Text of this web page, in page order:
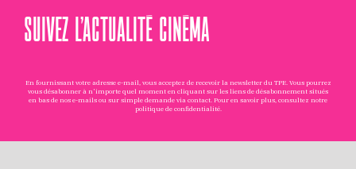
SUIVEZ L’ACTUALITÉ CINÉMA
En fournissant votre adresse e-mail, vous acceptez de recevoir la newsletter du TPE. Vous pourrez
vous désabonner à n'importe quel moment en cliquant sur les liens de désabonnement situés
en bas de nos e-mails ou sur simple demande via contact. Pour en savoir plus, consultez notre
politique de confidentialité.